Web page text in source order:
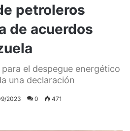
petroleros
de acuerdos
el despegue energético
una declaración
2023 0 471